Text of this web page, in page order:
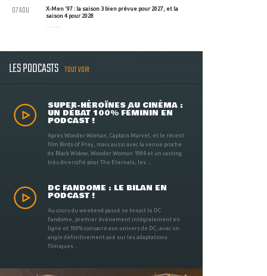
X-Men '97 : la saison 3 bien prévue pour 2027, et la
saison 4 pour 2028
07 AOU
LES PODCASTS TOUT VOIR
SUPER-HÉROÏNES AU CINÉMA :
UN DÉBAT 100% FÉMININ EN
PODCAST !
Après Wonder Woman, Captain Marvel, et le récent
film Birds of Prey, mais aussi avec la venue proche
de Black Widow, Wonder Woman 1984 et un casting
très diversifié pour The Eternals, les ...
DC FANDOME : LE BILAN EN
PODCAST !
Au cours du weekend passé se tenait le DC
Fandome, premier évènement intégralement en
ligne et 100% consacré aux univers de DC, avec un
angle définitivement axé sur les adaptations
filmiques ...